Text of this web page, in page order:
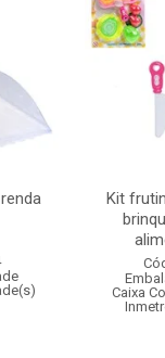
Kit
Caixa